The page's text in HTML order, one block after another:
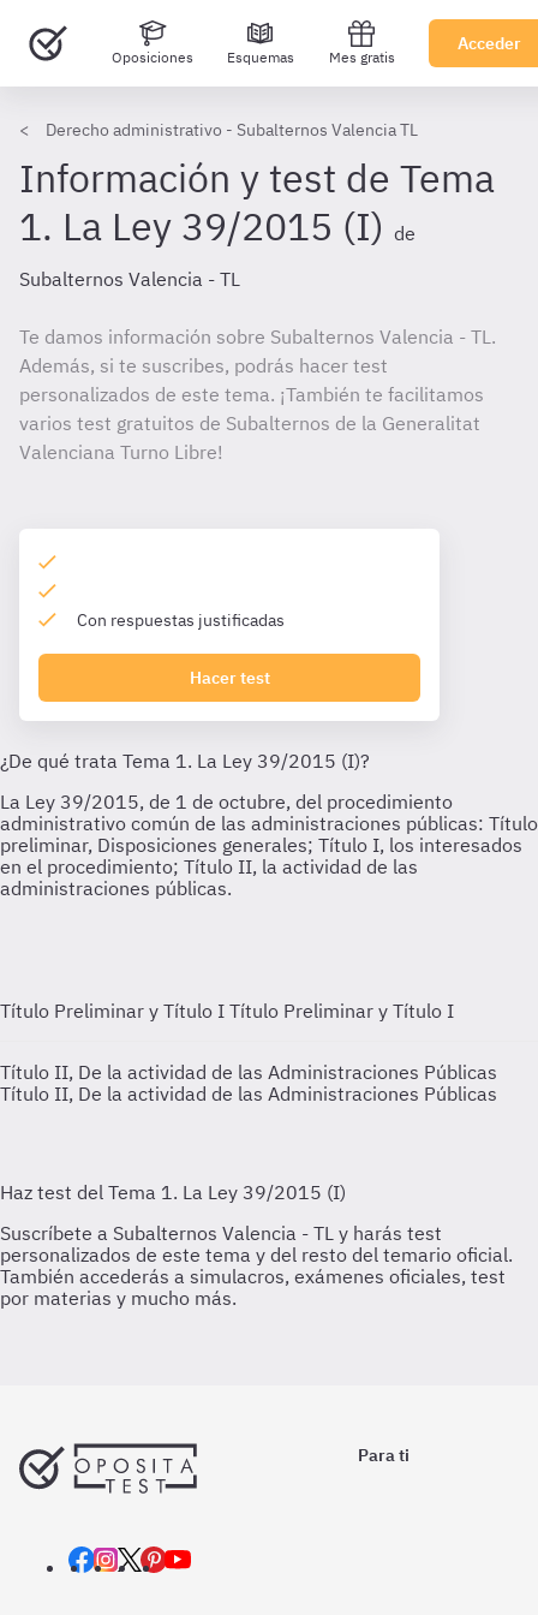
Oposiciones Esquemas Mes gratis
Acceder
Derecho administrativo - Subalternos Valencia TL
Información y test de Tema
1. La Ley 39/2015 (I) de
Subalternos Valencia - TL
Te damos información sobre Subalternos Valencia - TL.
Además, si te suscribes, podrás hacer test
personalizados de este tema. ¡También te facilitamos
varios test gratuitos de Subalternos de la Generalitat
Valenciana Turno Libre!
Con respuestas justificadas
Hacer test
Título Preliminar y Título I Título Preliminar y Título I
Título II, De la actividad de las Administraciones Públicas
Título II, De la actividad de las Administraciones Públicas
Para ti